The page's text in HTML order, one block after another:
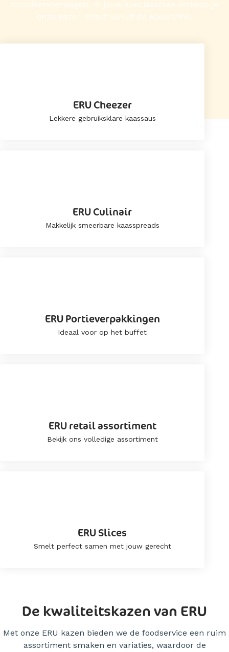
broodserveerwagen. In jouw speciaalzaak verkoop je
onze kazen direct vanuit de koelvitrine.
ERU Cheezer
Lekkere gebruiksklare kaassaus
ERU Culinair
Makkelijk smeerbare kaasspreads
ERU Portieverpakkingen
Ideaal voor op het buffet
ERU retail assortiment
Bekijk ons volledige assortiment
ERU Slices
Smelt perfect samen met jouw gerecht
De kwaliteitskazen van ERU
Met onze ERU kazen bieden we de foodservice een ruim
assortiment smaken en variaties, waardoor de